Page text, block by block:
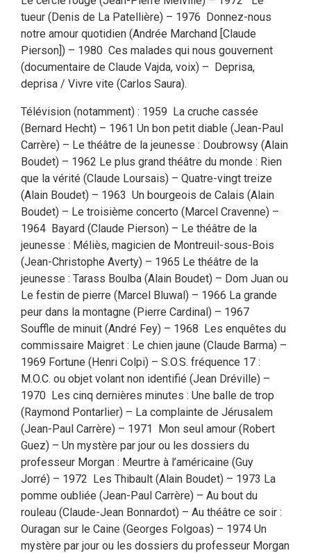
tueur (Denis de La Patellière) – 1976 Donnez-nous
notre amour quotidien (Andrée Marchand [Claude
Pierson]) – 1980 Ces malades qui nous gouvernent
(documentaire de Claude Vajda, voix) – Deprisa,
deprisa / Vivre vite (Carlos Saura).
Télévision (notamment) : 1959 La cruche cassée
(Bernard Hecht) – 1961 Un bon petit diable (Jean-Paul
Carrère) – Le théâtre de la jeunesse : Doubrowsy (Alain
Boudet) – 1962 Le plus grand théâtre du monde : Rien
que la vérité (Claude Loursais) – Quatre-vingt treize
(Alain Boudet) – 1963 Un bourgeois de Calais (Alain
Boudet) – Le troisième concerto (Marcel Cravenne) –
1964 Bayard (Claude Pierson) – Le théâtre de la
jeunesse : Méliès, magicien de Montreuil-sous-Bois
(Jean-Christophe Averty) – 1965 Le théâtre de la
jeunesse : Tarass Boulba (Alain Boudet) – Dom Juan ou
Le festin de pierre (Marcel Bluwal) – 1966 La grande
peur dans la montagne (Pierre Cardinal) – 1967
Souffle de minuit (André Fey) – 1968 Les enquêtes du
commissaire Maigret : Le chien jaune (Claude Barma) –
1969 Fortune (Henri Colpi) – S.O.S. fréquence 17 :
M.O.C. ou objet volant non identifié (Jean Dréville) –
1970 Les cinq dernières minutes : Une balle de trop
(Raymond Pontarlier) – La complainte de Jérusalem
(Jean-Paul Carrère) – 1971 Mon seul amour (Robert
Guez) – Un mystère par jour ou les dossiers du
professeur Morgan : Meurtre à l’américaine (Guy
Jorré) – 1972 Les Thibault (Alain Boudet) – 1973 La
pomme oubliée (Jean-Paul Carrère) – Au bout du
rouleau (Claude-Jean Bonnardot) – Au théâtre ce soir :
Ouragan sur le Caine (Georges Folgoas) – 1974 Un
mystère par jour ou les dossiers du professeur Morgan